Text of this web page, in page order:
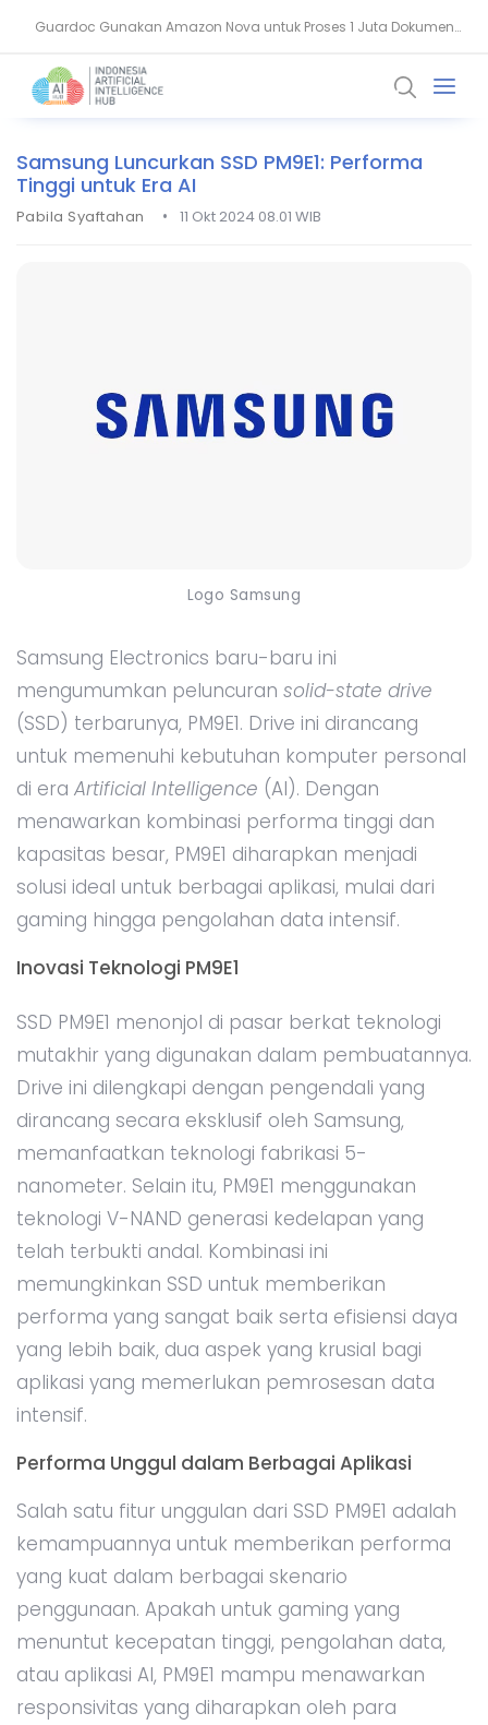
Guardoc Gunakan Amazon Nova untuk Proses 1 Juta Dokumen
Agentic Hospital, Strategi Salesforce Ubah Layanan Kesehatan
Samsung Luncurkan SSD PM9E1: Performa
Tinggi untuk Era AI
Pabila Syaftahan • 11 Okt 2024 08.01 WIB
Logo Samsung
Samsung Electronics baru-baru ini
mengumumkan peluncuran solid-state drive
(SSD) terbarunya, PM9E1. Drive ini dirancang
untuk memenuhi kebutuhan komputer personal
di era Artificial Intelligence (AI). Dengan
menawarkan kombinasi performa tinggi dan
kapasitas besar, PM9E1 diharapkan menjadi
solusi ideal untuk berbagai aplikasi, mulai dari
gaming hingga pengolahan data intensif.
Inovasi Teknologi PM9E1
SSD PM9E1 menonjol di pasar berkat teknologi
mutakhir yang digunakan dalam pembuatannya.
Drive ini dilengkapi dengan pengendali yang
dirancang secara eksklusif oleh Samsung,
memanfaatkan teknologi fabrikasi 5-
nanometer. Selain itu, PM9E1 menggunakan
teknologi V-NAND generasi kedelapan yang
telah terbukti andal. Kombinasi ini
memungkinkan SSD untuk memberikan
performa yang sangat baik serta efisiensi daya
yang lebih baik, dua aspek yang krusial bagi
aplikasi yang memerlukan pemrosesan data
intensif.
Performa Unggul dalam Berbagai Aplikasi
Salah satu fitur unggulan dari SSD PM9E1 adalah
kemampuannya untuk memberikan performa
yang kuat dalam berbagai skenario
penggunaan. Apakah untuk gaming yang
menuntut kecepatan tinggi, pengolahan data,
atau aplikasi AI, PM9E1 mampu menawarkan
responsivitas yang diharapkan oleh para